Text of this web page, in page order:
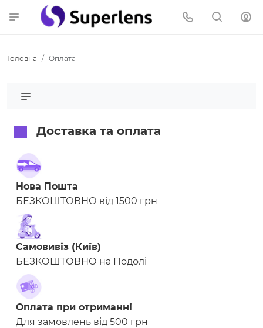
Головна Оплата
Доставка та оплата
Нова Пошта
БЕЗКОШТОВНО від 1500 грн
Самовивіз (Київ)
БЕЗКОШТОВНО на Подолі
Оплата при отриманні
Для замовлень від 500 грн